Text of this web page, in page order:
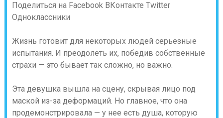
Поделиться на Facebook ВКонтакте Twitter
Одноклассники
Жизнь готовит для некоторых людей серьезные
испытания. И преодолеть их, победив собственные
страхи — это бывает так сложно, но важно.
Эта девушка вышла на сцену, скрывая лицо под
маской из-за деформаций. Но главное, что она
продемонстрировала — у нее есть душа, которую